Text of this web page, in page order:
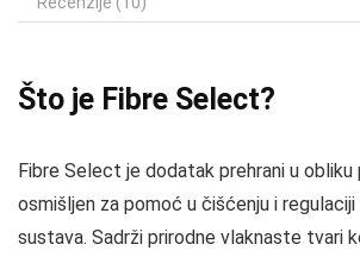
Što je Fibre Select?
Fibre Select je dodatak prehrani u obliku
osmišljen za pomoć u čišćenju i
sustava. Sadrži prirodne vlaknaste tvari